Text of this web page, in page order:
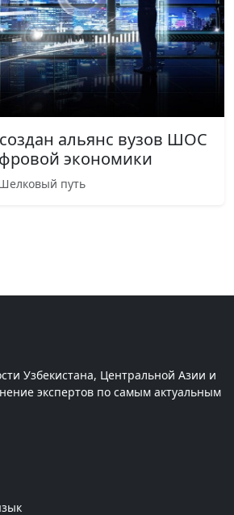
альянс вузов ШОС
экономики
путь
Узбекистана, Центральной Азии и
экспертов по самым актуальным